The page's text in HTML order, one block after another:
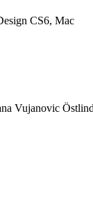
CS6, Mac
Vujanovic